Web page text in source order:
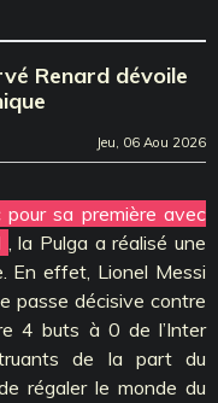
Renard dévoile
Jeu, 06 Aou 2026
pour sa première avec
, la Pulga a réalisé une
En effet, Lionel Messi
passe décisive contre
4 buts à 0 de l’Inter
de la part du
régaler le monde du